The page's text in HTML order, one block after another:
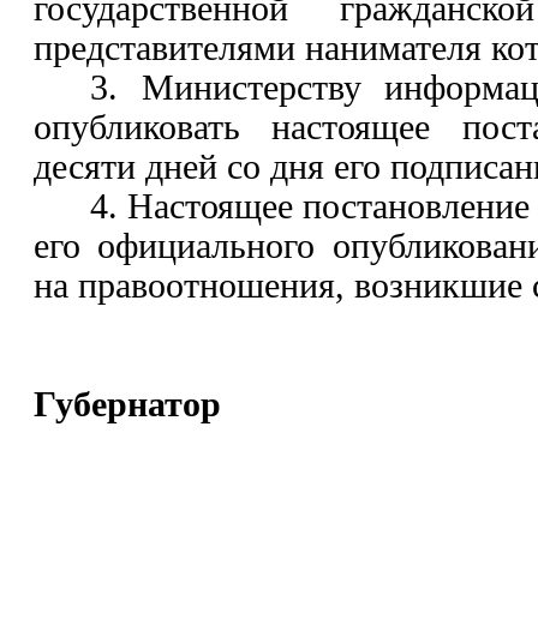
государственной
представителями нанимателя
3. Министерству
опубликовать настоящее
десяти дней со дня его
4. Настоящее
его официального
на правоотношения, возникшие
Губернатор